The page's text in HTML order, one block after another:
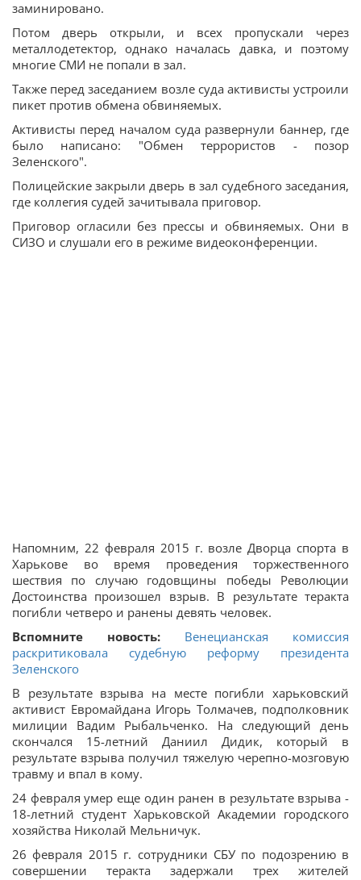
заминировано.
Потом дверь открыли, и всех пропускали через
металлодетектор, однако началась давка, и поэтому
многие СМИ не попали в зал.
Также перед заседанием возле суда активисты устроили
пикет против обмена обвиняемых.
Активисты перед началом суда развернули баннер, где
было написано: "Обмен террористов - позор
Зеленского".
Полицейские закрыли дверь в зал судебного заседания,
где коллегия судей зачитывала приговор.
Приговор огласили без прессы и обвиняемых. Они в
СИЗО и слушали его в режиме видеоконференции.
Напомним, 22 февраля 2015 г. возле Дворца спорта в
Харькове во время проведения торжественного
шествия по случаю годовщины победы Революции
Достоинства произошел взрыв. В результате теракта
погибли четверо и ранены девять человек.
Вспомните новость:
Венецианская комиссия
раскритиковала судебную реформу президента
Зеленского
В результате взрыва на месте погибли харьковский
активист Евромайдана Игорь Толмачев, подполковник
милиции Вадим Рыбальченко. На следующий день
скончался 15-летний Даниил Дидик, который в
результате взрыва получил тяжелую черепно-мозговую
травму и впал в кому.
24 февраля умер еще один ранен в результате взрыва -
18-летний студент Харьковской Академии городского
хозяйства Николай Мельничук.
26 февраля 2015 г. сотрудники СБУ по подозрению в
совершении теракта задержали трех жителей